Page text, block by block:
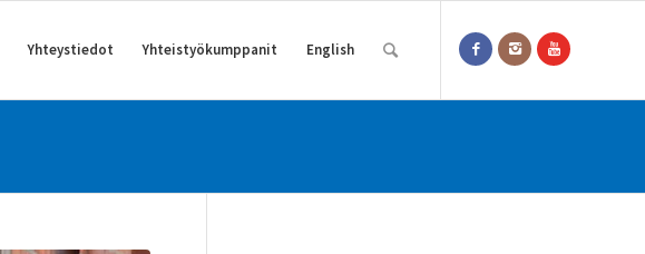
Yhteystiedot Yhteistyökumppanit English